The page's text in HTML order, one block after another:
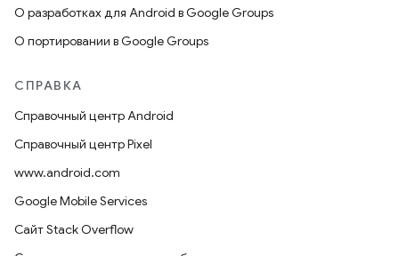
О разработках для Android в Google Groups
О портировании в Google Groups
СПРАВКА
Справочный центр Android
Справочный центр Pixel
www.android.com
Google Mobile Services
Сайт Stack Overflow